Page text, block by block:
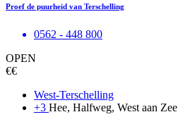
Proef de puurheid van Terschelling
0562 - 448 800
OPEN
€€
West-Terschelling
+3 Hee, Halfweg, West aan Zee